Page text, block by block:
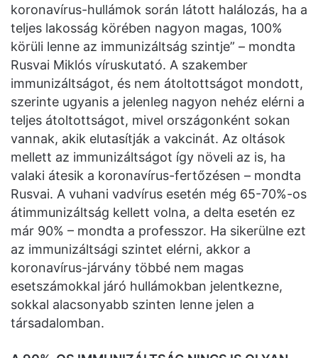
koronavírus-hullámok során látott halálozás, ha a
teljes lakosság körében nagyon magas, 100%
körüli lenne az immunizáltság szintje” – mondta
Rusvai Miklós víruskutató. A szakember
immunizáltságot, és nem átoltottságot mondott,
szerinte ugyanis a jelenleg nagyon nehéz elérni a
teljes átoltottságot, mivel országonként sokan
vannak, akik elutasítják a vakcinát. Az oltások
mellett az immunizáltságot így növeli az is, ha
valaki átesik a koronavírus-fertőzésen – mondta
Rusvai. A vuhani vadvírus esetén még 65-70%-os
átimmunizáltság kellett volna, a delta esetén ez
már 90% – mondta a professzor. Ha sikerülne ezt
az immunizáltsági szintet elérni, akkor a
koronavírus-járvány többé nem magas
esetszámokkal járó hullámokban jelentkezne,
sokkal alacsonyabb szinten lenne jelen a
társadalomban.